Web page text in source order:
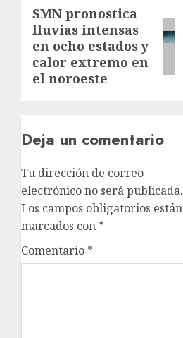
SMN pronostica
lluvias intensas
en ocho estados y
calor extremo en
el noroeste
Deja un comentario
Tu dirección de correo
electrónico no será publicada.
Los campos obligatorios están
marcados con *
Comentario *